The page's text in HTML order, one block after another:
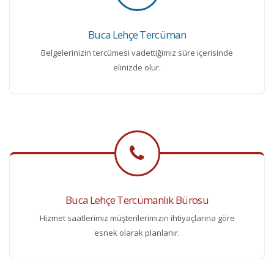
Buca Lehçe Tercüman
Belgelerinizin tercümesi vadettiğimiz süre içerisinde
elinizde olur.
Buca Lehçe Tercümanlık Bürosu
Hizmet saatlerimiz müşterilerimizin ihtiyaçlarına göre
esnek olarak planlanır.